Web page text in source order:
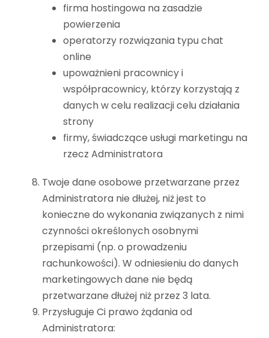
firma hostingowa na zasadzie
powierzenia
operatorzy rozwiązania typu chat
online
upoważnieni pracownicy i
współpracownicy, którzy korzystają z
danych w celu realizacji celu działania
strony
firmy, świadczące usługi marketingu na
rzecz Administratora
Twoje dane osobowe przetwarzane przez
Administratora nie dłużej, niż jest to
konieczne do wykonania związanych z nimi
czynności określonych osobnymi
przepisami (np. o prowadzeniu
rachunkowości). W odniesieniu do danych
marketingowych dane nie będą
przetwarzane dłużej niż przez 3 lata.
Przysługuje Ci prawo żądania od
Administratora: